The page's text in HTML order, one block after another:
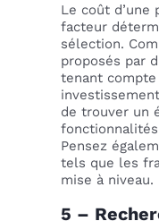
Le coût
facteur
sélection.
proposés par
tenant
de trouver un
Pensez
tels que les
mise à niveau.
5 –